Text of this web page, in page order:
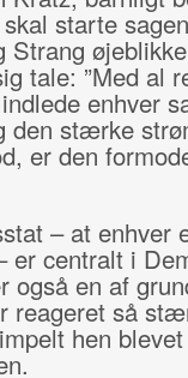
starte
Strang
tale: ”Med al
enhver
den stærke
er den
– at enhver
er centralt i
også en af
reageret så
hen